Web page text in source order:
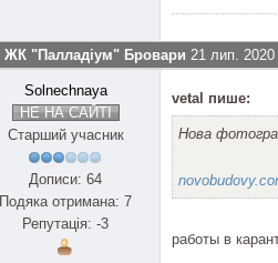
ЖК "Палладіум" Бровари 21 лип. 2020
Solnechnaya
НЕ НА САЙТІ
Старший учасник
Дописи: 64
Подяка отримана: 7
Репутація: -3
vetal пише:
Нова
работы в